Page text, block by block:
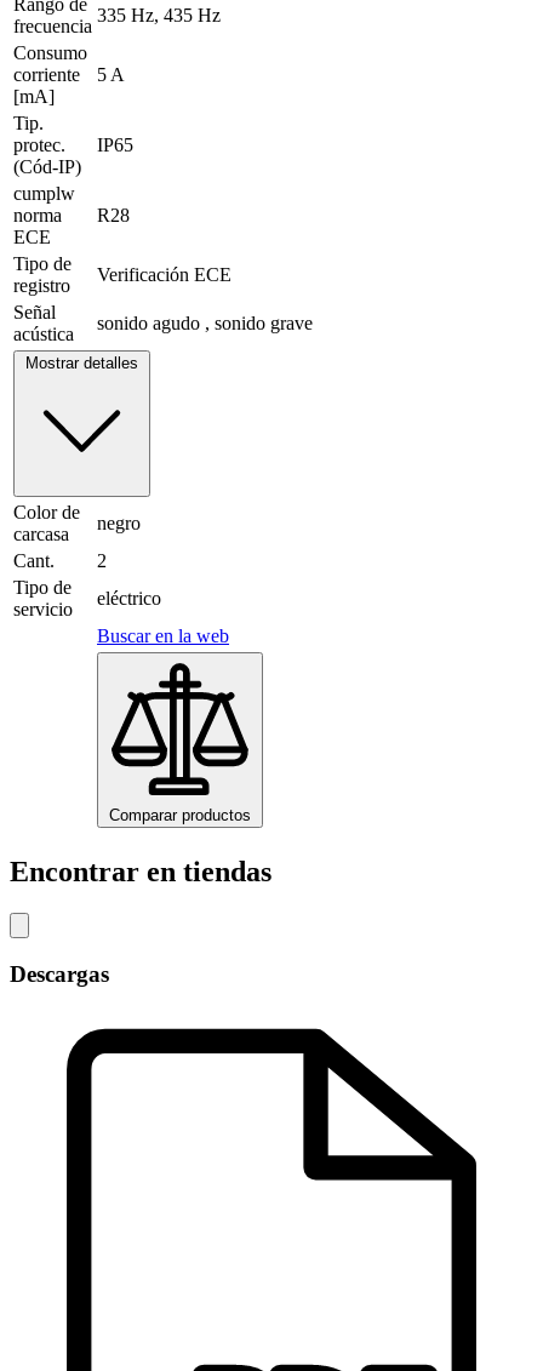
Rango de
frecuencia
335 Hz, 435 Hz
Consumo
corriente
[mA]
5 A
Tip.
protec.
(Cód-IP)
IP65
cumplw
norma
ECE
R28
Tipo de
registro
Verificación ECE
Señal
acústica
sonido agudo , sonido grave
Mostrar detalles
Color de
carcasa
negro
Cant.
2
Tipo de
servicio
eléctrico
Buscar en la web
Comparar productos
Encontrar en tiendas
Descargas